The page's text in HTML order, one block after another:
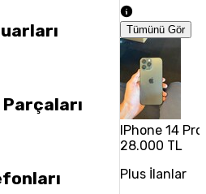
Tümünü Gör
IPhone 14 Pro
28.000 TL
Plus İlanlar